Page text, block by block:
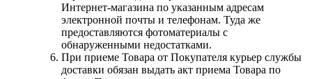
Интернет-магазина по указанным адресам
электронной почты и телефонам. Туда же
предоставляются фотоматериалы с
обнаруженными недостатками.
При приеме Товара от Покупателя курьер службы
доставки обязан выдать акт приема Товара по